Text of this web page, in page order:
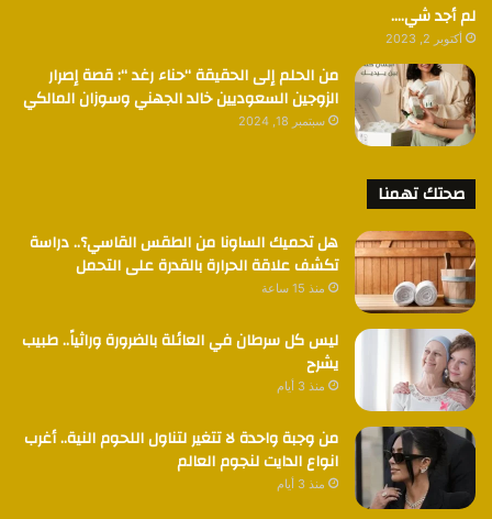
لم أجد شي….
أكتوبر 2, 2023
من الحلم إلى الحقيقة “حناء رغد “: قصة إصرار
الزوجين السعوديين خالد الجهني وسوزان المالكي
سبتمبر 18, 2024
صحتك تهمنا
هل تحميك الساونا من الطقس القاسي؟.. دراسة
تكشف علاقة الحرارة بالقدرة على التحمل
منذ 15 ساعة
ليس كل سرطان في العائلة بالضرورة وراثياً.. طبيب
يشرح
منذ 3 أيام
من وجبة واحدة لا تتغير لتناول اللحوم النية.. أغرب
انواع الدايت لنجوم العالم
منذ 3 أيام